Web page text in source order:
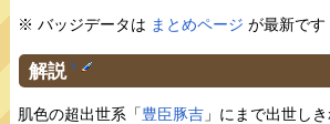
※ バッジデータは まとめページ が最新です
解説 †
肌色の超出世系「豊臣豚吉 」にまで出世し